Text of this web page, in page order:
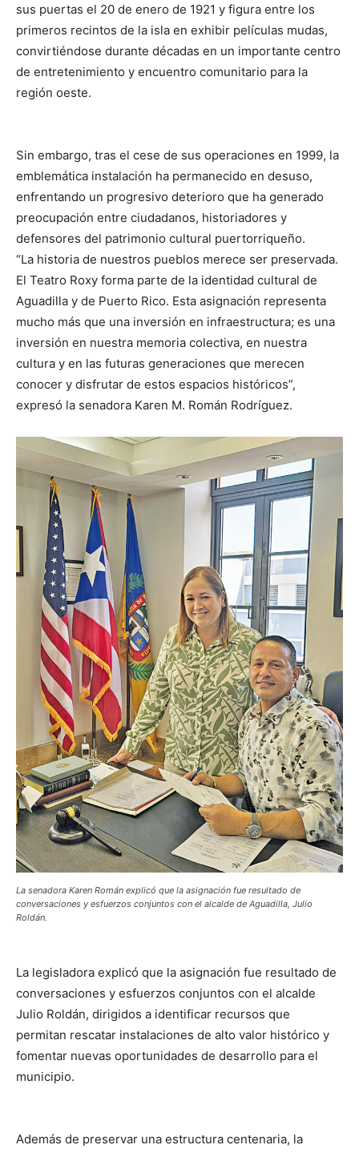
sus puertas el 20 de enero de 1921 y figura entre los
primeros recintos de la isla en exhibir películas mudas,
convirtiéndose durante décadas en un importante centro
de entretenimiento y encuentro comunitario para la
región oeste.
Sin embargo, tras el cese de sus operaciones en 1999, la
emblemática instalación ha permanecido en desuso,
enfrentando un progresivo deterioro que ha generado
preocupación entre ciudadanos, historiadores y
defensores del patrimonio cultural puertorriqueño.
“La historia de nuestros pueblos merece ser preservada.
El Teatro Roxy forma parte de la identidad cultural de
Aguadilla y de Puerto Rico. Esta asignación representa
mucho más que una inversión en infraestructura; es una
inversión en nuestra memoria colectiva, en nuestra
cultura y en las futuras generaciones que merecen
conocer y disfrutar de estos espacios históricos”,
expresó la senadora Karen M. Román Rodríguez.
La senadora Karen Román explicó que la asignación fue resultado de
conversaciones y esfuerzos conjuntos con el alcalde de Aguadilla, Julio
Roldán.
La legisladora explicó que la asignación fue resultado de
conversaciones y esfuerzos conjuntos con el alcalde
Julio Roldán, dirigidos a identificar recursos que
permitan rescatar instalaciones de alto valor histórico y
fomentar nuevas oportunidades de desarrollo para el
municipio.
Además de preservar una estructura centenaria, la